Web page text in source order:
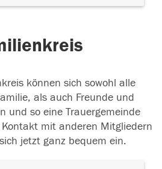
können sich sowohl alle
als auch Freunde und
und so eine Trauergemeinde
mit anderen Mitgliedern
jetzt ganz bequem ein.